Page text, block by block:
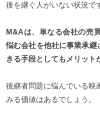
後を継ぐ人がいない状況で
M&Aは、単なる会社の売
悩む会社を他社に事業承
きる手段としてもメリット
後継者問題に悩んでいる映
みる価値はあるでしょう。